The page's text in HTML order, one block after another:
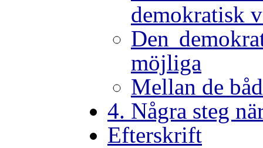
demokratisk
Den
möjliga
Mellan de
4. Några steg
Efterskrift